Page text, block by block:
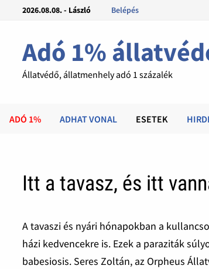
2026.08.08. - László Belépés
Adó 1%
Állatvédő, állatmenhely adó 1 százalék
ADÓ 1% ADHAT VONAL ESETEK
Itt a tavasz, és itt
A tavaszi és nyári hónapokban a
házi kedvencekre is. Ezek a paraziták
babesiosis. Seres Zoltán, az Orpheus